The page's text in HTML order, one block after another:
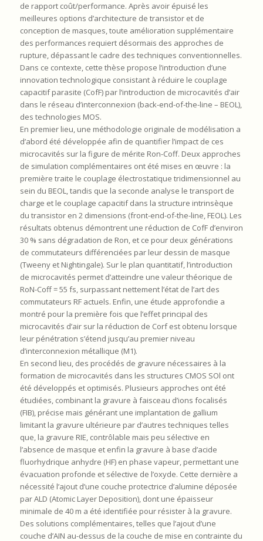
de rapport coût/performance. Après avoir épuisé les
meilleures options d’architecture de transistor et de
conception de masques, toute amélioration supplémentaire
des performances requiert désormais des approches de
rupture, dépassant le cadre des techniques conventionnelles.
Dans ce contexte, cette thèse propose l’introduction d’une
innovation technologique consistant à réduire le couplage
capacitif parasite (CofF) par l’introduction de microcavités d’air
dans le réseau d’interconnexion (back-end-of-the-line – BEOL),
des technologies MOS.
En premier lieu, une méthodologie originale de modélisation a
d’abord été développée afin de quantifier l’impact de ces
microcavités sur la figure de mérite Ron-Coff. Deux approches
de simulation complémentaires ont été mises en œuvre : la
première traite le couplage électrostatique tridimensionnel au
sein du BEOL, tandis que la seconde analyse le transport de
charge et le couplage capacitif dans la structure intrinsèque
du transistor en 2 dimensions (front-end-of-the-line, FEOL). Les
résultats obtenus démontrent une réduction de CofF d’environ
30 % sans dégradation de Ron, et ce pour deux générations
de commutateurs différenciées par leur dessin de masque
(Tweeny et Nightingale). Sur le plan quantitatif, l’introduction
de microcavités permet d’atteindre une valeur théorique de
RoN-Coff = 55 fs, surpassant nettement l’état de l’art des
commutateurs RF actuels. Enfin, une étude approfondie a
montré pour la première fois que l’effet principal des
microcavités d’air sur la réduction de Corf est obtenu lorsque
leur pénétration s’étend jusqu’au premier niveau
d’interconnexion métallique (M1).
En second lieu, des procédés de gravure nécessaires à la
formation de microcavités dans les structures CMOS SOl ont
été développés et optimisés. Plusieurs approches ont été
étudiées, combinant la gravure à faisceau d’ions focalisés
(FIB), précise mais générant une implantation de gallium
limitant la gravure ultérieure par d’autres techniques telles
que, la gravure RIE, contrôlable mais peu sélective en
l’absence de masque et enfin la gravure à base d’acide
fluorhydrique anhydre (HF) en phase vapeur, permettant une
évacuation profonde et sélective de l’oxyde. Cette dernière a
nécessité l’ajout d’une couche protectrice d’alumine déposée
par ALD (Atomic Layer Deposition), dont une épaisseur
minimale de 40 m a été identifiée pour résister à la gravure.
Des solutions complémentaires, telles que l’ajout d’une
couche d’AIN au-dessus de la couche de mise en contrainte du